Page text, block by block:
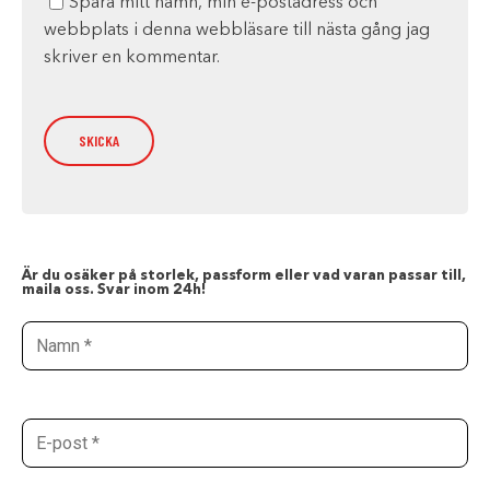
webbplats i denna webbläsare till nästa gång jag
skriver en kommentar.
Är du osäker på storlek, passform eller vad varan passar till,
maila oss. Svar inom 24h!